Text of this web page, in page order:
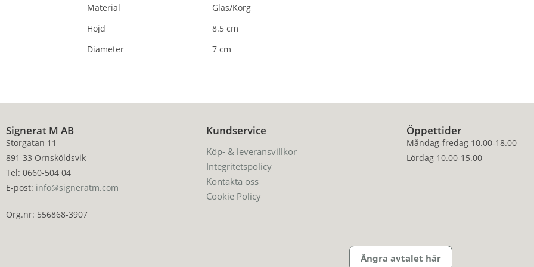
Material
Glas/Korg
Höjd
8.5 cm
Diameter
7 cm
Signerat M AB
Storgatan 11
891 33 Örnsköldsvik
Tel: 0660-504 04
E-post: info@signeratm.com
Org.nr: 556868-3907
Kundservice
Köp- & leveransvillkor
Integritetspolicy
Kontakta oss
Cookie Policy
Öppettider
Måndag-fredag 10.00-18.00
Lördag 10.00-15.00
Ångra avtalet här